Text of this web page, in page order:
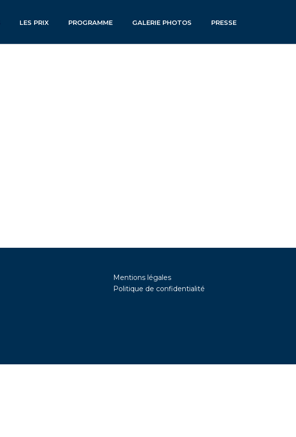
LES PRIX PROGRAMME GALERIE PHOTOS PRESSE
Mentions légales
Politique de confidentialité